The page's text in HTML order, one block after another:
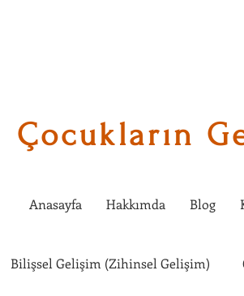
Çocukların
Anasayfa Hakkımda Blog
Bilişsel Gelişim (Zihinsel Gelişim)